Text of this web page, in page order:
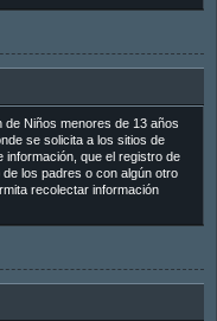
de Niños menores de 13 años
se solicita a los sitios de
información, que el registro de
los padres o con algún otro
recolectar información